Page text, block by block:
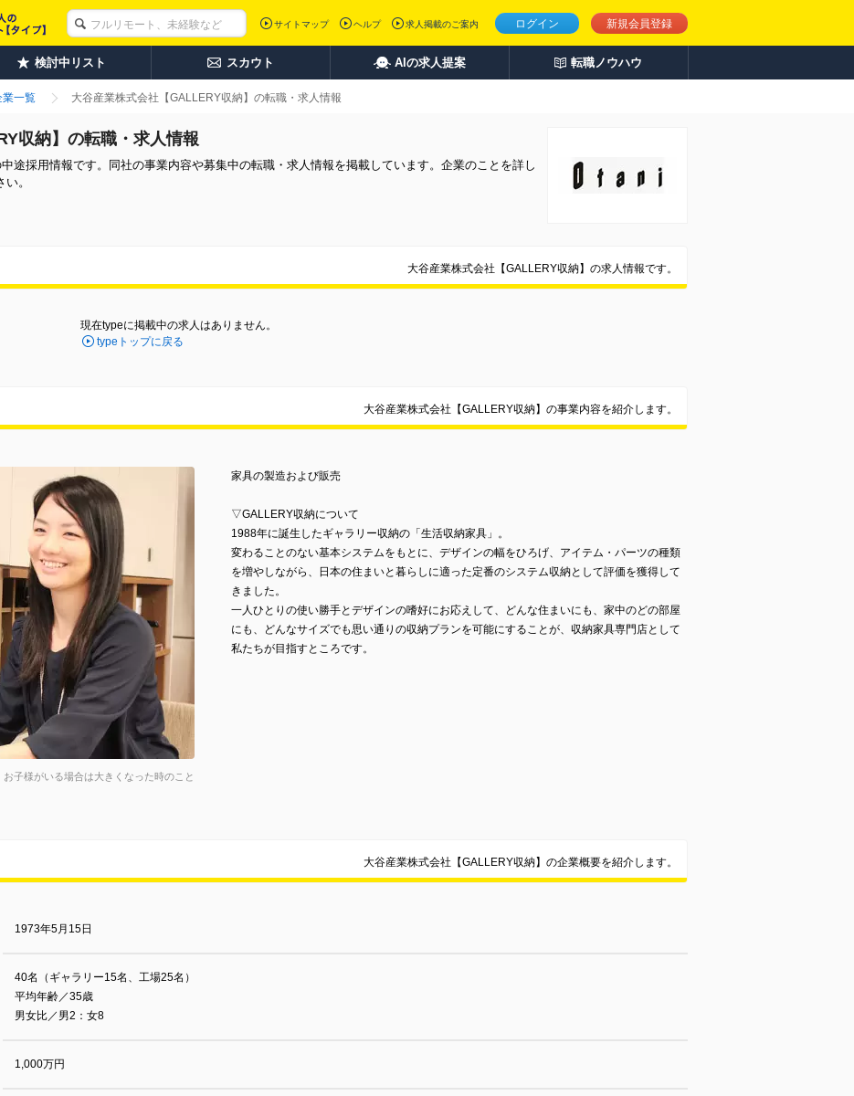
ログイン 新規会員登録
サイトマップ ヘルプ 求人掲載のご案内
検討中リスト スカウト AIの求人提案 転職ノウハウ
業一覧 大谷産業株式会社【GALLERY収納】の転職・求人情報
収納】の転職・求人情報
途採用情報です。同社の事業内容や募集中の転職・求人情報を掲載しています。企業のことを詳し
。
大谷産業株式会社【GALLERY収納】の求人情報です。
現在typeに掲載中の求人はありません。
typeトップに戻る
大谷産業株式会社【GALLERY収納】の事業内容を紹介します。
子様がいる場合は大きくなった時のこと
家具の製造および販売
▽GALLERY収納について
1988年に誕生したギャラリー収納の「生活収納家具」。
変わることのない基本システムをもとに、デザインの幅をひろげ、アイテム・パーツの種類
を増やしながら、日本の住まいと暮らしに適った定番のシステム収納として評価を獲得して
きました。
一人ひとりの使い勝手とデザインの嗜好にお応えして、どんな住まいにも、家中のどの部屋
にも、どんなサイズでも思い通りの収納プランを可能にすることが、収納家具専門店として
私たちが目指すところです。
大谷産業株式会社【GALLERY収納】の企業概要を紹介します。
1973年5月15日
40名（ギャラリー15名、工場25名）
平均年齢／35歳
男女比／男2：女8
1,000万円